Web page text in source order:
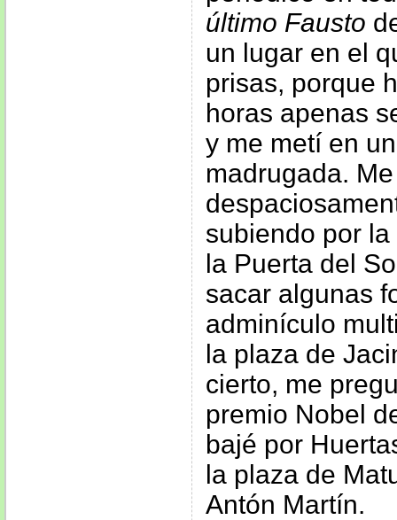
último Fausto
un lugar en el
prisas, porque
horas apenas
y me metí en
madrugada.
subiendo por
la Puerta del
sacar algunas
adminículo
la plaza de
cierto, me
premio Nobel
bajé por
la plaza de
Antón Martín.